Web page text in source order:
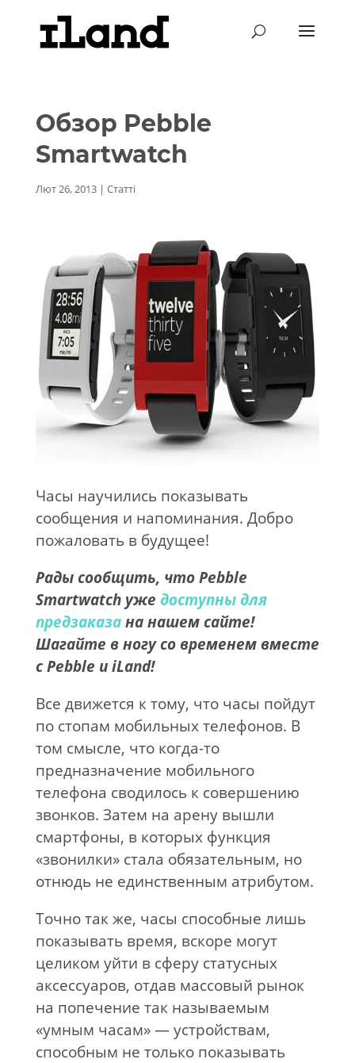
Обзор Pebble
Smartwatch
Лют 26, 2013| Статті
Часы научились показывать
сообщения и напоминания. Добро
пожаловать в будущее!
Рады сообщить, что Pebble
Smartwatch уже доступны для
предзаказана нашем сайте!
Шагайте в ногу со временем вместе
с Pebble и iLand!
Все движется к тому, что часы пойдут
по стопам мобильных телефонов. В
том смысле, что когда-то
предназначение мобильного
телефона сводилось к совершению
звонков. Затем на арену вышли
смартфоны, в которых функция
«звонилки» стала обязательным, но
отнюдь не единственным атрибутом.
Точно так же, часы способные лишь
показывать время, вскоре могут
целиком уйти в сферу статусных
аксессуаров, отдав массовый рынок
на попечение так называемым
«умным часам» — устройствам,
способным не только показывать